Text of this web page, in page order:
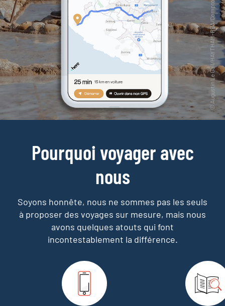
Pourquoi voyager avec
nous
Soyons honnête, nous ne sommes pas les seuls
à proposer des voyages sur mesure, mais nous
avons quelques atouts qui font
incontestablement la différence.